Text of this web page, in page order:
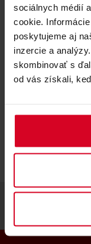
sociálnych médií
cookie.
poskytujeme aj
inzercie a
skombinovať s
od vás získali,